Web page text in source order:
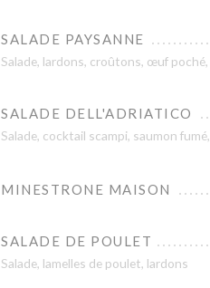
SALADE PAYSANNE
Salade, lardons, croûtons, œuf
SALADE DELL'ADRIATICO
Salade, cocktail scampi, saumon
MINESTRONE MAISON
SALADE DE POULET
Salade, lamelles de poulet, lardons